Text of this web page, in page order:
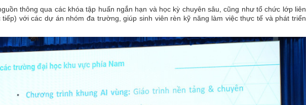
thông qua các khóa tập huấn ngắn hạn và học kỳ chuyên sâu, cũng như tổ chức lớp liên
với các dự án nhóm đa trường, giúp sinh viên rèn kỹ năng làm việc thực tế và phát triển